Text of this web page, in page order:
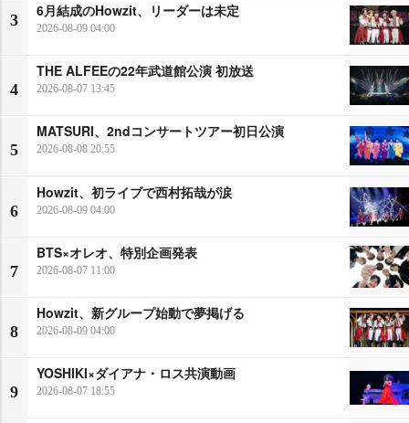
3
6月結成のHowzit、リーダーは未定
2026-08-09 04:00
4
THE ALFEEの22年武道館公演 初放送
2026-08-07 13:45
5
MATSURI、2ndコンサートツアー初日公演
2026-08-08 20:55
6
Howzit、初ライブで西村拓哉が涙
2026-08-09 04:00
7
BTS×オレオ、特別企画発表
2026-08-07 11:00
8
Howzit、新グループ始動で夢掲げる
2026-08-09 04:00
9
YOSHIKI×ダイアナ・ロス共演動画
2026-08-07 18:55